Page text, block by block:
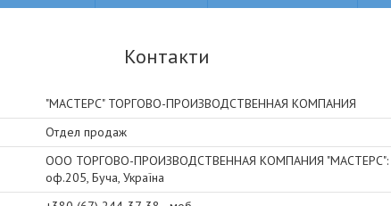
Контакти
"МАСТЕРС" ТОРГОВО-ПРОИЗВОДСТВЕННАЯ КОМПАНИЯ
Отдел продаж
ООО ТОРГОВО-ПРОИЗВОДСТВЕННАЯ КОМПАНИЯ "МАСТЕРС":
оф.205, Буча, Україна